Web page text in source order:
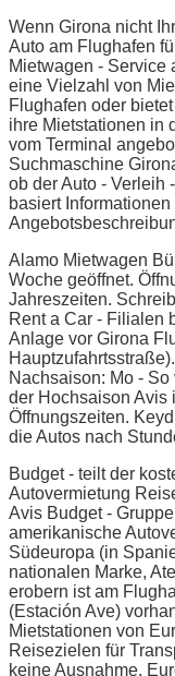
Wenn Girona nicht
Auto am Flughafen
Mietwagen - Service
eine Vielzahl von
Flughafen oder
ihre Mietstationen in
vom Terminal
Suchmaschine
ob der Auto - Verleih
basiert
Alamo Mietwagen
Woche geöffnet.
Jahreszeiten.
Rent a Car - Filialen
Anlage vor Girona
Nachsaison: Mo -
der Hochsaison Avis
Öffnungszeiten.
die Autos nach
Budget - teilt der
Autovermietung
Avis Budget -
amerikanische
Südeuropa (in
nationalen Marke,
erobern ist am
(Estación Ave)
Mietstationen von
Reisezielen für
keine Ausnahme.